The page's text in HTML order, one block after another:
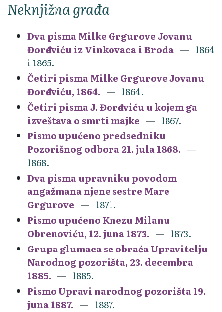
Neknjižna građa
Dva pisma Milke Grgurove Jovanu
Đorđeviću iz Vinkovaca i Broda
1864
i 1865.
Četiri pisma Milke Grgurove Jovanu
Đorđeviću, 1864.
1864.
Četiri pisma J. Đorđeviću u kojem ga
izveštava o smrti majke
1867.
Pismo upućeno predsedniku
Pozorišnog odbora 21. jula 1868.
1868.
Dva pisma upravniku povodom
angažmana njene sestre Mare
Grgurove
1871.
Pismo upućeno Knezu Milanu
Obrenoviću, 12. juna 1873.
1873.
Grupa glumaca se obraća Upravitelju
Narodnog pozorišta, 23. decembra
1885.
1885.
Pismo Upravi narodnog pozorišta 19.
juna 1887.
1887.